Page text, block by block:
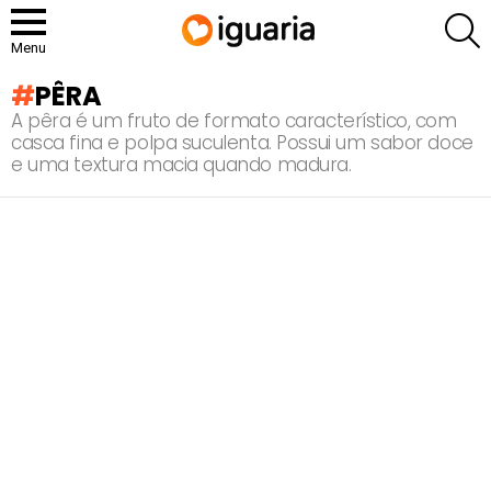
Menu
PÊRA
A pêra é um fruto de formato característico, com
casca fina e polpa suculenta. Possui um sabor doce
e uma textura macia quando madura.